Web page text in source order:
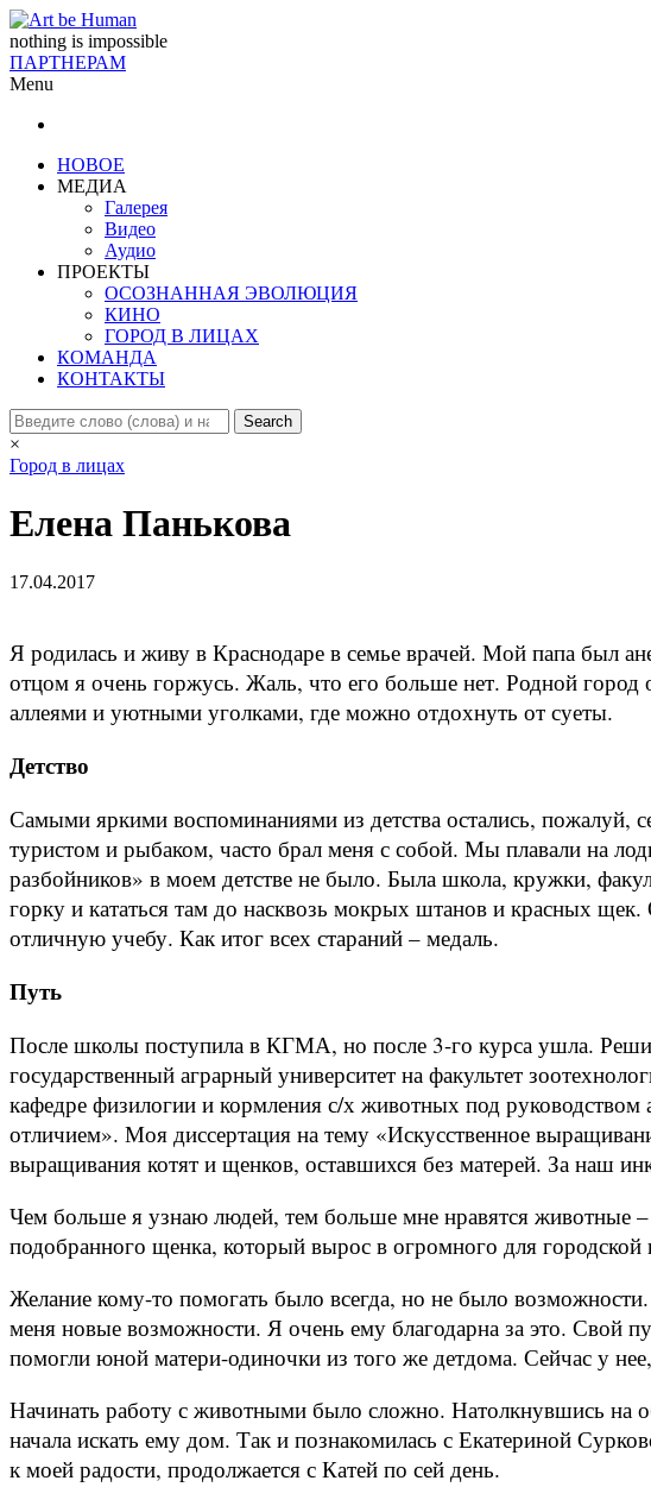
nothing is impossible
ПАРТНЕРАМ
Menu
НОВОЕ
МЕДИА
Галерея
Видео
Аудио
ПРОЕКТЫ
ОСОЗНАННАЯ ЭВОЛЮЦИЯ
КИНО
ГОРОД В ЛИЦАХ
КОМАНДА
КОНТАКТЫ
×
Город в лицах
Елена Панькова
17.04.2017
Я родилась и живу в Краснодаре в семье врачей. Мой папа был
отцом я очень горжусь. Жаль, что его больше нет. Родной город
аллеями и уютными уголками, где можно отдохнуть от суеты.
Детство
Самыми яркими воспоминаниями из детства остались, пожалуй,
туристом и рыбаком, часто брал меня с собой. Мы плавали на
разбойников» в моем детстве не было. Была школа, кружки,
горку и кататься там до насквозь мокрых штанов и красных
отличную учебу. Как итог всех стараний – медаль.
Путь
После школы поступила в КГМА, но после 3-го курса ушла.
государственный аграрный университет на факультет
кафедре физилогии и кормления с/х животных под
отличием». Моя диссертация на тему «Искусственное
выращивания котят и щенков, оставшихся без матерей. За наш
Чем больше я узнаю людей, тем больше мне нравятся животные
подобранного щенка, который вырос в огромного для
Желание кому-то помогать было всегда, но не было
меня новые возможности. Я очень ему благодарна за это. Свой
помогли юной матери-одиночки из того же детдома. Сейчас у
Начинать работу с животными было сложно. Натолкнувшись на
начала искать ему дом. Так и познакомилась с Екатериной
к моей радости, продолжается с Катей по сей день.